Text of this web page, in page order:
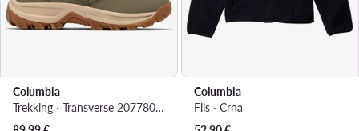
Columbia
Trekking · Transverse 2077801 · Zelena
Columbia
Flis · Crna